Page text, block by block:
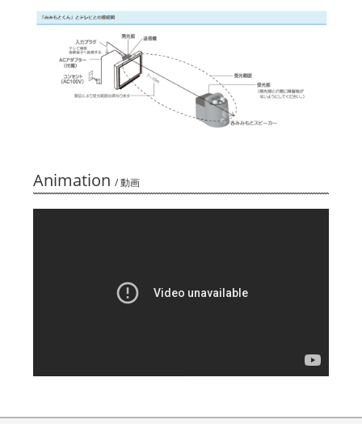
Animation/ 動画